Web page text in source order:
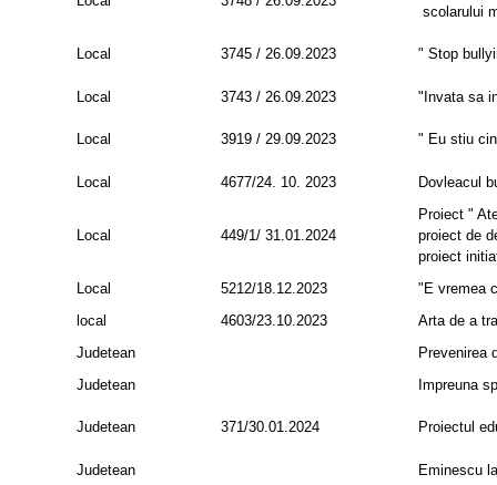
scolarului
Local 3745 / 26.09.2023 " Stop
Local 3743 / 26.09.2023 "Invata sa
Local 3919 / 29.09.2023 " Eu stiu
Local 4677/24. 10. 2023 Dovleacul
Local 449/1/ 31.01.2024
Proiect "
proiect de
proiect
Local
5212/18.12.2023
"E vremea
local
4603/23.10.2023
Arta de a
Judetean
Prevenirea
Judetean
Impreuna
Judetean 371/30.01.2024 Proiectul
Judetean
Eminescu